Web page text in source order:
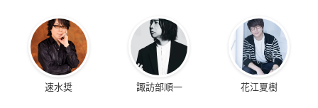
速水奨 諏訪部順一 花江夏樹